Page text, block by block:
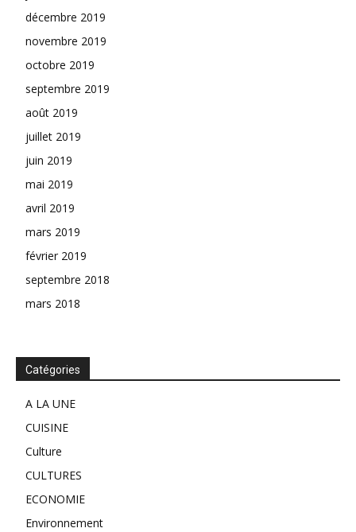
décembre 2019
novembre 2019
octobre 2019
septembre 2019
août 2019
juillet 2019
juin 2019
mai 2019
avril 2019
mars 2019
février 2019
septembre 2018
mars 2018
Catégories
A LA UNE
CUISINE
Culture
CULTURES
ECONOMIE
Environnement